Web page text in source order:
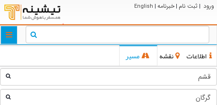
ورود | ثبت نام | خبرنامه |
English
اطلاعات نقشه مسیر